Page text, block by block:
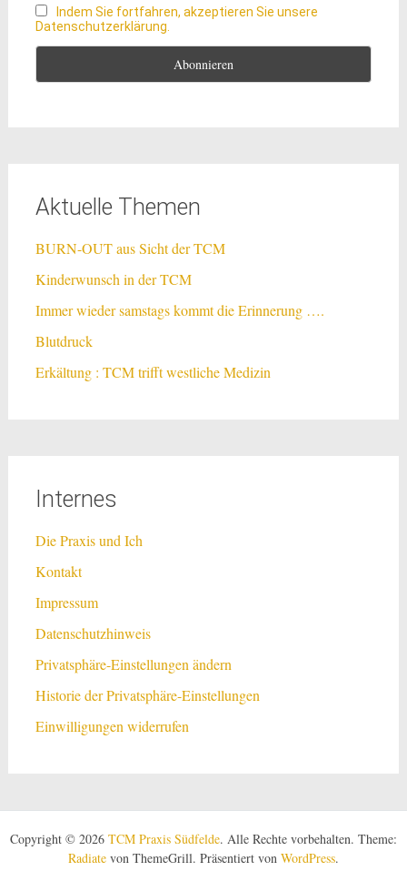
Indem Sie fortfahren, akzeptieren Sie unsere
Datenschutzerklärung.
Aktuelle Themen
BURN-OUT aus Sicht der TCM
Kinderwunsch in der TCM
Immer wieder samstags kommt die Erinnerung ….
Blutdruck
Erkältung : TCM trifft westliche Medizin
Internes
Die Praxis und Ich
Kontakt
Impressum
Datenschutzhinweis
Privatsphäre-Einstellungen ändern
Historie der Privatsphäre-Einstellungen
Einwilligungen widerrufen
Copyright © 2026 TCM Praxis Südfelde. Alle Rechte vorbehalten. Theme:
Radiate von ThemeGrill. Präsentiert von WordPress.